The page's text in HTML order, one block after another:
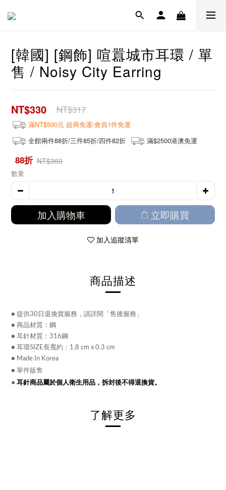
[韓國] [鋼飾] 喧囂城市耳環 / 單
售 / Noisy City Earring
NT$330 NT$317
滿NT$500元 超商免運/會員1件免運
全館兩件88折/三件85折/四件82折
滿$2500港澳免運
88折 NT$360
數量
加入購物車 立即購買
加入追蹤清單
商品描述
● 提供30日退換貨服務，請詳閱「售後服務」
● 商品材質：鋼
● 耳針材質：316鋼
● 耳環SIZE長寬約：1.8 cm x 0.3 cm
● Made In Korea
● 單件販售
● 耳針商品屬於個人衛生用品，拆封後不得退換貨。
了解更多